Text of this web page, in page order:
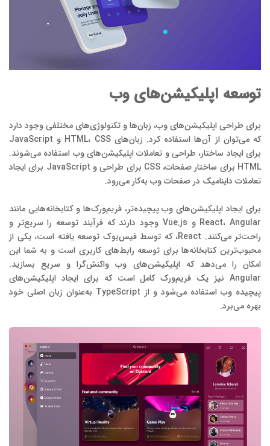
توسعه اپلیکیشن‌های وب
برای طراحی اپلیکیشن‌های وب، زبان‌ها و تکنولوژی‌های مختلفی وجود دارد
که می‌توان از آن‌ها استفاده کرد. زبان‌های HTML، CSS و JavaScript
برای ایجاد ساختار، طراحی و تعاملات اپلیکیشن‌های وب استفاده می‌شوند.
HTML برای ساختار صفحات، CSS برای طراحی و JavaScript برای ایجاد
تعاملات داینامیک در صفحات وب به‌کار می‌رود.
برای ایجاد اپلیکیشن‌های وب پیچیده‌تر، فریم‌ورک‌ها و کتابخانه‌هایی مانند
React، Angular و Vue.js وجود دارند که فرآیند توسعه را سریع‌تر و
راحت‌تر می‌کنند. React، که توسط فیس‌بوک توسعه یافته است، یکی از
محبوب‌ترین کتابخانه‌ها برای توسعه رابط‌های کاربری است و به شما این
امکان را می‌دهد که اپلیکیشن‌های وب واکنش‌گرا و سریع بسازید.
Angular نیز یک فریم‌ورک کامل است که برای ایجاد اپلیکیشن‌های
پیچیده وب استفاده می‌شود و از TypeScript به‌عنوان زبان اصلی خود
بهره می‌برد.